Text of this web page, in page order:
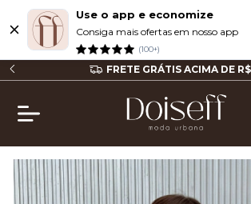
Use o app e economize
Consiga mais ofertas em nosso app
(100+)
FRETE GRÁTIS ACIMA DE R$